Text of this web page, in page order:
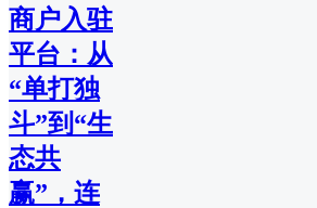
商户入驻
平台：从
“单打独
斗”到“生
态共
赢”，连